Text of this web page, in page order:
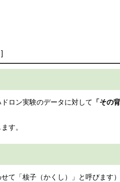
ロン実験のデータに対して 「その
す。
て「核子（かくし）」と呼びます